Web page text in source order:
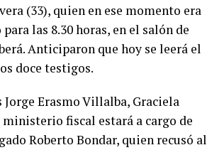
(33), quien en ese momento era
las 8.30 horas, en el salón de
Anticiparon que hoy se leerá el
doce testigos.
Erasmo Villalba, Graciela
fiscal estará a cargo de
Roberto Bondar, quien recusó al